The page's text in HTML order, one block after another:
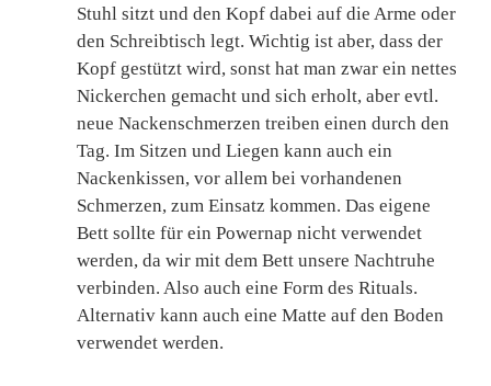
Stuhl sitzt und den Kopf dabei auf die Arme oder
den Schreibtisch legt. Wichtig ist aber, dass der
Kopf gestützt wird, sonst hat man zwar ein nettes
Nickerchen gemacht und sich erholt, aber evtl.
neue Nackenschmerzen treiben einen durch den
Tag. Im Sitzen und Liegen kann auch ein
Nackenkissen, vor allem bei vorhandenen
Schmerzen, zum Einsatz kommen. Das eigene
Bett sollte für ein Powernap nicht verwendet
werden, da wir mit dem Bett unsere Nachtruhe
verbinden. Also auch eine Form des Rituals.
Alternativ kann auch eine Matte auf den Boden
verwendet werden.